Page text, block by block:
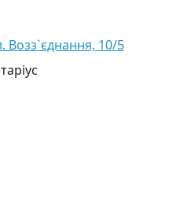
Возз`єднання, 10/5